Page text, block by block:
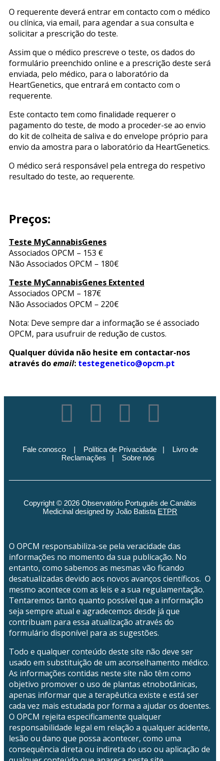
O requerente deverá entrar em contacto com o médico
ou clínica, via email, para agendar a sua consulta e
solicitar a prescrição do teste.
Assim que o médico prescreve o teste, os dados do
formulário preenchido online e a prescrição deste será
enviada, pelo médico, para o laboratório da
HeartGenetics, que entrará em contacto com o
requerente.
Este contacto tem como finalidade requerer o
pagamento do teste, de modo a proceder-se ao envio
do kit de colheita de saliva e do envelope próprio para
envio da amostra para o laboratório da HeartGenetics.
O médico será responsável pela entrega do respetivo
resultado do teste, ao requerente.
Preços:
Teste MyCannabisGenes
Associados OPCM – 153 €
Não Associados OPCM – 180€
Teste MyCannabisGenes Extented
Associados OPCM – 187€
Não Associados OPCM – 220€
Nota: Deve sempre dar a informação se é associado
OPCM, para usufruir de redução de custos.
Qualquer dúvida não hesite em contactar-nos
através doemail: testegenetico@opcm.pt
Fale conosco| Política de Privacidade| Livro de
Reclamações | Sobre nós
Copyright © 2026 Observatório Português de Canábis
Medicinal designed by João Batista ETPR
O OPCM responsabiliza-se pela veracidade das
informações no momento da sua publicação. No
entanto, como sabemos as mesmas vão ficando
desatualizadas devido aos novos avanços científicos. O
mesmo acontece com as leis e a sua regulamentação.
Tentaremos tanto quanto possível que a informação
seja sempre atual e agradecemos desde já que
contribuam para essa atualização através do
formulário disponível para as sugestões.
Todo e qualquer conteúdo deste site não deve ser
usado em substituição de um aconselhamento médico.
As informações contidas neste site não têm como
objetivo promover o uso de plantas etnobotânicas,
apenas informar que a terapêutica existe e está ser
cada vez mais estudada por forma a ajudar os doentes.
O OPCM rejeita especificamente qualquer
responsabilidade legal em relação a qualquer acidente,
lesão ou dano que possa acontecer, como uma
consequência direta ou indireta do uso ou aplicação de